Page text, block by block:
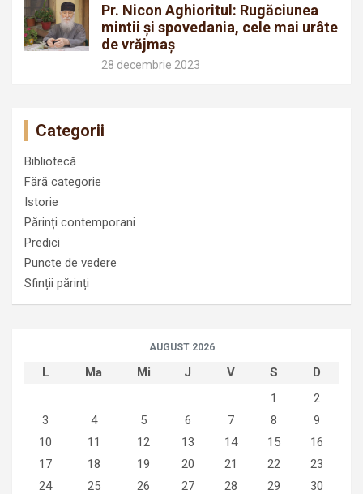
Pr. Nicon Aghioritul: Rugăciunea
mintii și spovedania, cele mai urâte
de vrăjmaș
28 decembrie 2023
Categorii
Bibliotecă
Fără categorie
Istorie
Părinți contemporani
Predici
Puncte de vedere
Sfinții părinți
AUGUST 2026
L Ma Mi J V S
D
1
2
3
4 5 6 7 8
9
10
11 12 13 14 15
16
17
18 19 20 21 22
23
24
25 26 27 28 29
30